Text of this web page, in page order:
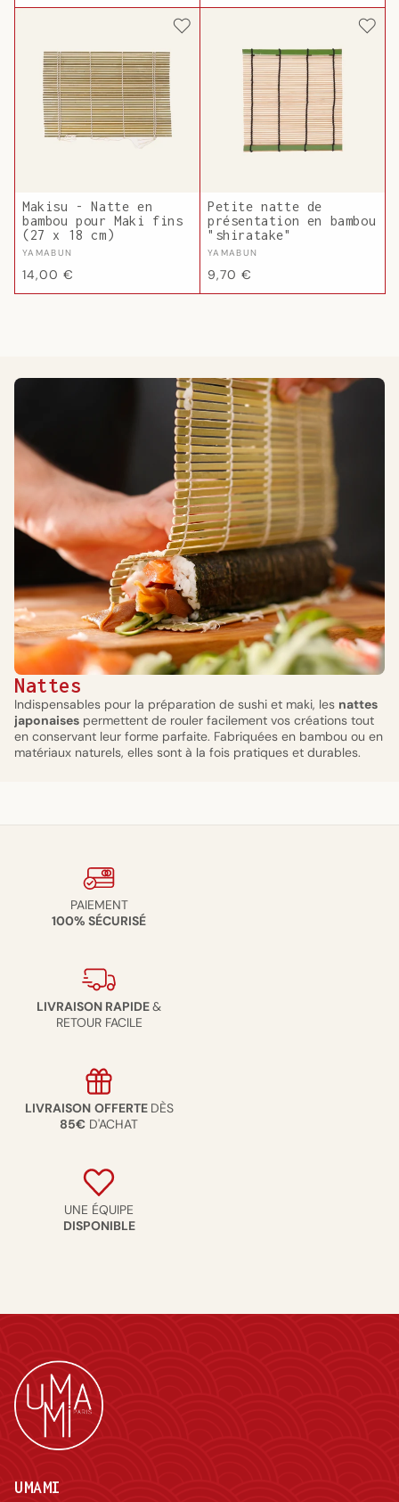
habituel
Makisu - Natte en
bambou pour Maki fins
(27 x 18 cm)
Fournisseur :
YAMABUN
Prix
habituel
14,00 €
Petite natte de
présentation en bambou
"shiratake"
Fournisseur :
YAMABUN
Prix
habituel
9,70 €
Nattes
Indispensables pour la préparation de sushi et maki, les nattes
japonaises permettent de rouler facilement vos créations tout
en conservant leur forme parfaite. Fabriquées en bambou ou en
matériaux naturels, elles sont à la fois pratiques et durables.
PAIEMENT
100% SÉCURISÉ
LIVRAISON RAPIDE&
RETOUR FACILE
LIVRAISON OFFERTE DÈS
85€ D'ACHAT
UNE ÉQUIPE
DISPONIBLE
UMAMI